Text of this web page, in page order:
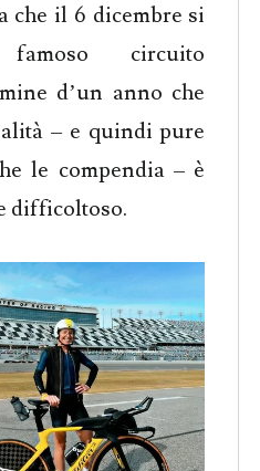
che il 6 dicembre si
circuito
d’un anno che
– e quindi pure
le compendia – è
difficoltoso.